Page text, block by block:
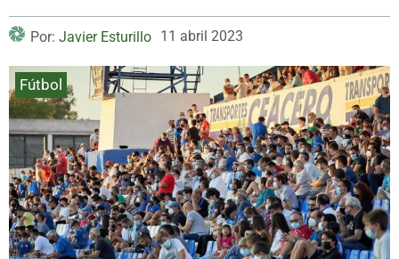
Por: Javier Esturillo 11 abril 2023
Fútbol